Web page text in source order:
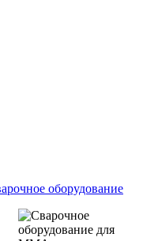
оборудование